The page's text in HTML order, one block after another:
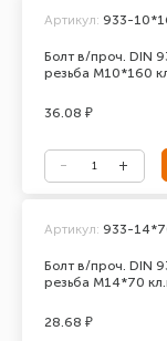
Болт в/проч. DIN
резьба М10*160
Артикул: 933-
36.08 ₽
Болт в/проч. DIN
резьба М14*70
Артикул: 933-
28.68 ₽